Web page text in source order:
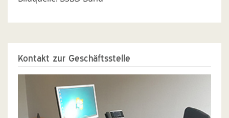
Kontakt zur Geschäftsstelle